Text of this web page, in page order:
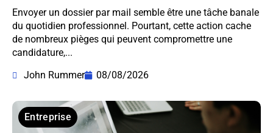
Envoyer un dossier par mail semble être une tâche banale
du quotidien professionnel. Pourtant, cette action cache
de nombreux pièges qui peuvent compromettre une
candidature,...
John Rummer
08/08/2026
Entreprise